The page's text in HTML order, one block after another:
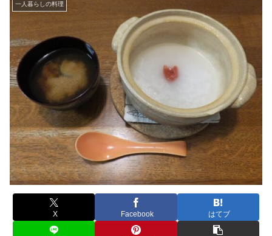
一人暮らしの料理
X Facebook はてブ